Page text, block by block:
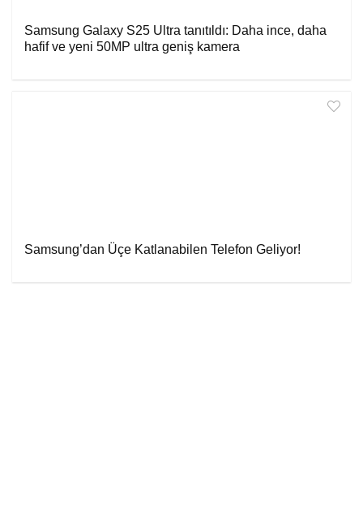
Samsung Galaxy S25 Ultra tanıtıldı: Daha ince, daha
hafif ve yeni 50MP ultra geniş kamera
Samsung’dan Üçe Katlanabilen Telefon Geliyor!